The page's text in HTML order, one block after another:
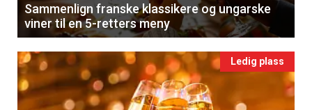
Sammenlign franske klassikere og ungarske
viner til en 5-retters meny
Ledig plass